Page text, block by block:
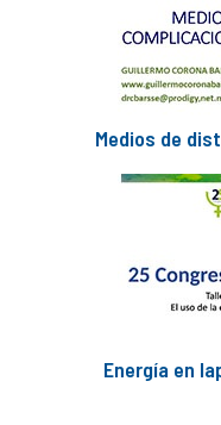
Medios de
Energía en